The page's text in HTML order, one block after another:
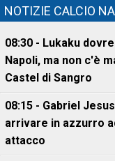
NOTIZIE CALCIO
08:30 - Lukaku
Napoli, ma non c'è
Castel di Sangro
08:15 - Gabriel
arrivare in azzurro
attacco